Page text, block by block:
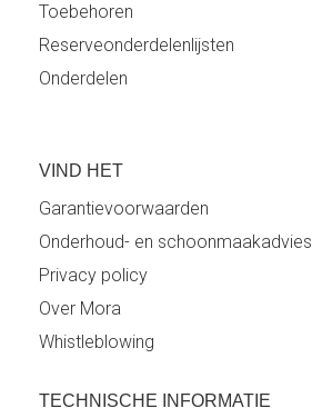
Toebehoren
Reserveonderdelenlijsten
Onderdelen
VIND HET
Garantievoorwaarden
Onderhoud- en schoonmaakadvies
Privacy policy
Over Mora
Whistleblowing
TECHNISCHE INFORMATIE